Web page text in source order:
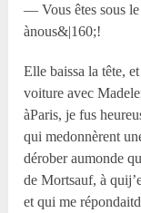
— Vous êtes sous
ànous&|160;!
Elle baissa la tête,
voiture avec
àParis, je fus
qui medonnèrent
dérober aumonde
de Mortsauf, à
et qui me